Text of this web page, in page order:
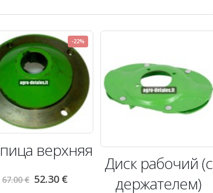
-22%
верхняя
67.00€ 52.30 €
Диск рабочий (с
держателем)